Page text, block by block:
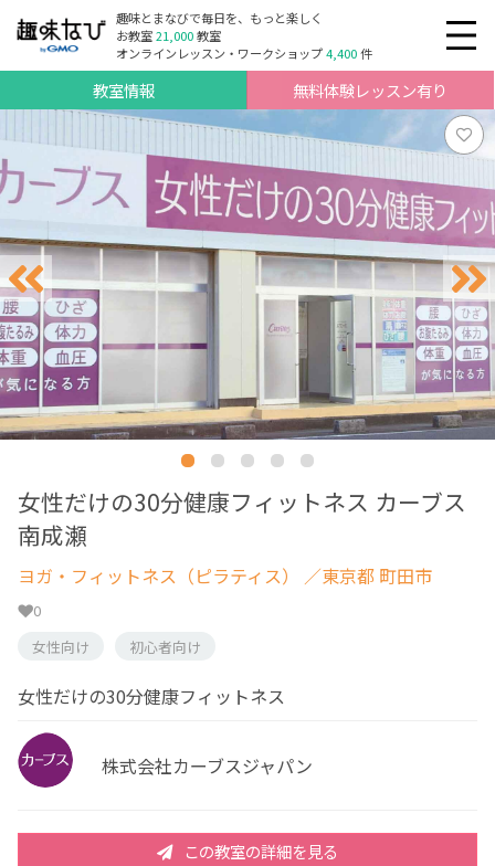
趣味とまなびで毎日を、もっと楽しく
お教室21,000教室
オンラインレッスン・ワークショップ4,400件
教室情報 無料体験レッスン有り
女性だけの30分健康フィットネス カーブス
南成瀬
ヨガ・フィットネス（ピラティス） ／東京都 町田市
0
女性向け
初心者向け
女性だけの30分健康フィットネス
株式会社カーブスジャパン
この教室の詳細を見る